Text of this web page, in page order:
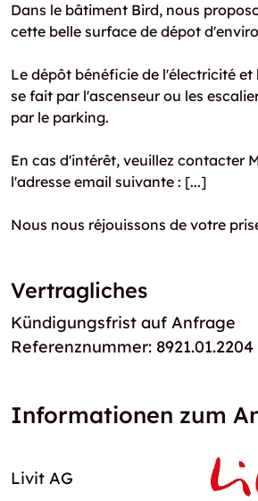
Dans le bâtiment Bird, nous
cette belle surface de dépot
Le dépôt bénéficie de l'électricité et
se fait par l'ascenseur ou les
par le parking.
En cas d'intérêt, veuillez contacter
l'adresse email suivante : [...]
Nous nous réjouissons de votre
Vertragliches
Kündigungsfrist auf Anfrage
Referenznummer: 8921.01.2204
Informationen zum
Livit AG